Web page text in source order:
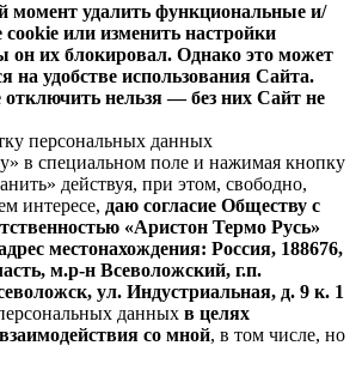
удалить функциональные и/
cookie или изменить настройки
он их блокировал. Однако это может
на удобстве использования Сайта.
отключить нельзя — без них Сайт не
персональных данных
в специальном поле и нажимая кнопку
действуя, при этом, свободно,
интересе, даю согласие Обществу с
«Аристон Термо Русь»
местонахождения: Россия, 188676,
м.р-н Всеволожский, г.п.
ул. Индустриальная, д. 9 к. 1
данных в целях
со мной, в том числе, но